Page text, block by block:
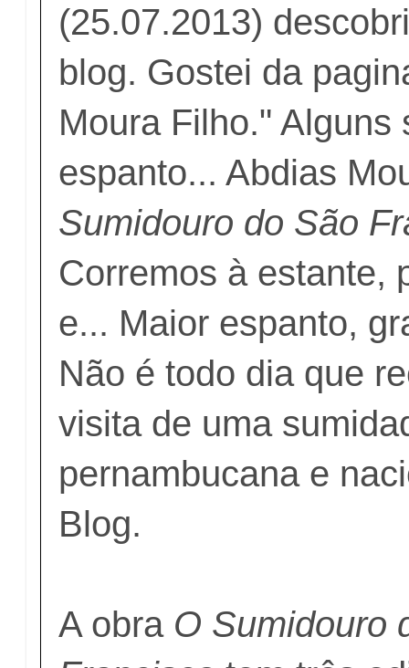
(25.07.2013)
blog. Gostei da
Moura Filho." Alguns
espanto... Abdias
Sumidouro do São
Corremos à estante,
e... Maior espanto,
Não é todo dia que
visita de uma
pernambucana e
Blog.
A obra O Sumidouro